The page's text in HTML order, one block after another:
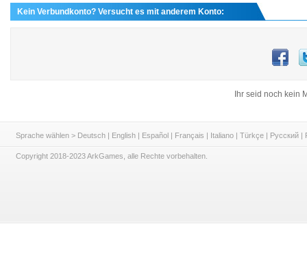
Kein Verbundkonto? Versucht es mit anderem Konto:
Ihr seid noch kein
Sprache wählen > Deutsch | English | Español | Français | Italiano | Türkçe | Русский |
Copyright 2018-2023 ArkGames, alle Rechte vorbehalten.